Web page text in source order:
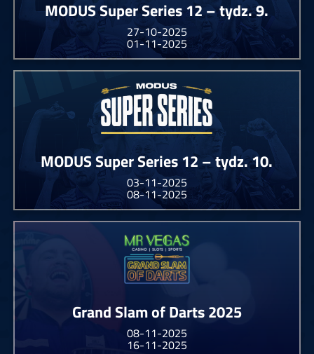
MODUS Super Series 12 – tydz. 9.
27-10-2025
01-11-2025
MODUS Super Series 12 – tydz. 10.
03-11-2025
08-11-2025
Grand Slam of Darts 2025
08-11-2025
16-11-2025